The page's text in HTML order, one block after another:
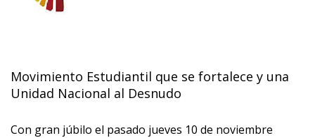
Movimiento Estudiantil que se fortalece y una
Unidad Nacional al Desnudo
Con gran júbilo el pasado jueves 10 de noviembre